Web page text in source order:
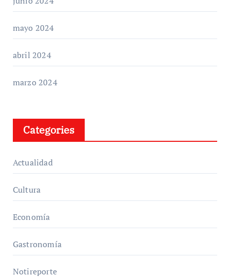
mayo 2024
abril 2024
marzo 2024
Categories
Actualidad
Cultura
Economía
Gastronomía
Notireporte